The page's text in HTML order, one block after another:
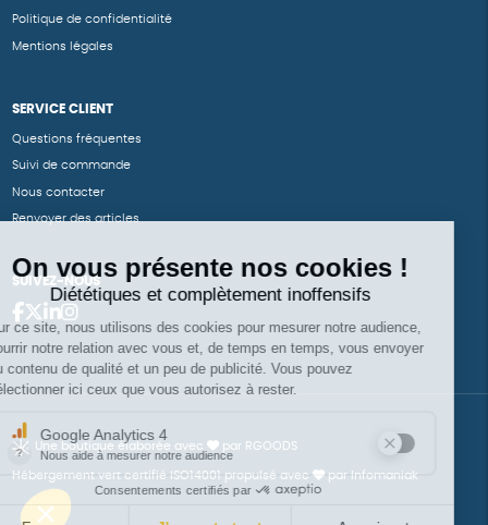
Politique de confidentialité
Mentions légales
SERVICE CLIENT
Questions fréquentes
Suivi de commande
Nous contacter
Renvoyer des articles
SUIVEZ-NOUS
Une boutique élaborée avec par RGOODS
Hébergement vert certifié ISO14001 propulsé avec par Infomaniak